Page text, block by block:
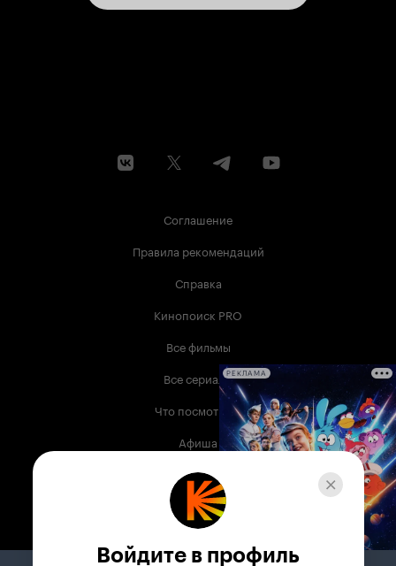
Соглашение
Правила рекомендаций
Справка
Кинопоиск PRO
Все фильмы
Все сериалы
Что посмотреть
Афиша
Музыка
Телепрограмма
РЕКЛАМА
Войдите в профиль